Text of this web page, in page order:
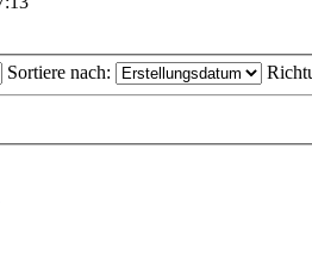
Sortiere nach: